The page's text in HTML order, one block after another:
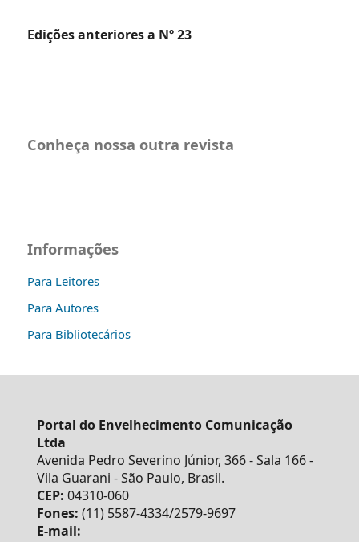
Edições anteriores a Nº 23
Conheça nossa outra revista
Informações
Para Leitores
Para Autores
Para Bibliotecários
Portal do Envelhecimento Comunicação
Ltda
Avenida Pedro Severino Júnior, 366 - Sala 166 -
Vila Guarani - São Paulo, Brasil.
CEP: 04310-060
Fones: (11) 5587-4334/2579-9697
E-mail: